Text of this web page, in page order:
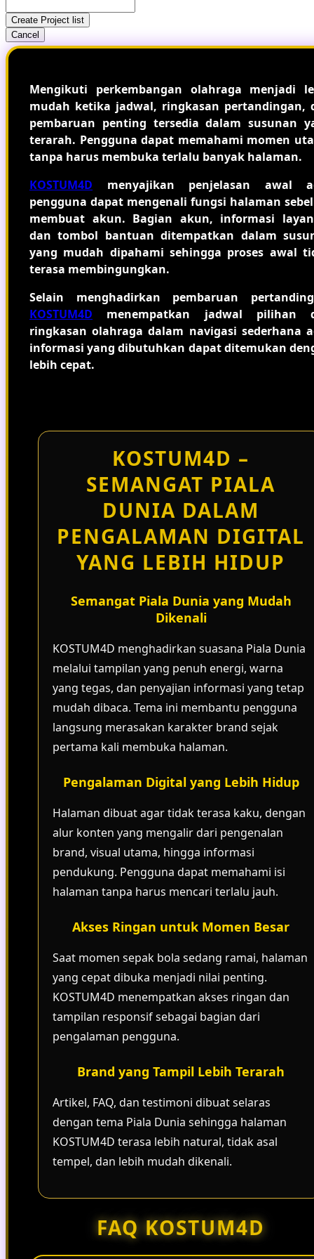
Create Project list
Cancel
Mengikuti perkembangan olahraga menjadi
mudah ketika jadwal, ringkasan pertandingan,
pembaruan penting tersedia dalam susunan
terarah. Pengguna dapat memahami momen
tanpa harus membuka terlalu banyak halaman.
KOSTUM4D menyajikan penjelasan awal
pengguna dapat mengenali fungsi halaman
membuat akun. Bagian akun, informasi
dan tombol bantuan ditempatkan dalam
yang mudah dipahami sehingga proses awal
terasa membingungkan.
Selain menghadirkan pembaruan
KOSTUM4D menempatkan jadwal pilihan
ringkasan olahraga dalam navigasi sederhana
informasi yang dibutuhkan dapat ditemukan
lebih cepat.
KOSTUM4D –
SEMANGAT PIALA
DUNIA DALAM
PENGALAMAN DIGITAL
YANG LEBIH HIDUP
Semangat Piala Dunia yang Mudah
Dikenali
KOSTUM4D menghadirkan suasana Piala Dunia
melalui tampilan yang penuh energi, warna
yang tegas, dan penyajian informasi yang tetap
mudah dibaca. Tema ini membantu pengguna
langsung merasakan karakter brand sejak
pertama kali membuka halaman.
Pengalaman Digital yang Lebih Hidup
Halaman dibuat agar tidak terasa kaku, dengan
alur konten yang mengalir dari pengenalan
brand, visual utama, hingga informasi
pendukung. Pengguna dapat memahami isi
halaman tanpa harus mencari terlalu jauh.
Akses Ringan untuk Momen Besar
Saat momen sepak bola sedang ramai, halaman
yang cepat dibuka menjadi nilai penting.
KOSTUM4D menempatkan akses ringan dan
tampilan responsif sebagai bagian dari
pengalaman pengguna.
Brand yang Tampil Lebih Terarah
Artikel, FAQ, dan testimoni dibuat selaras
dengan tema Piala Dunia sehingga halaman
KOSTUM4D terasa lebih natural, tidak asal
tempel, dan lebih mudah dikenali.
FAQ KOSTUM4D